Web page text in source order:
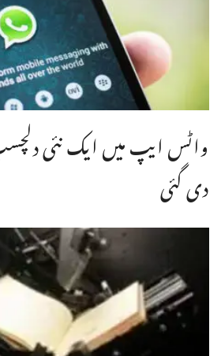
واٹس ایپ میں ایک نئی
دی گئی